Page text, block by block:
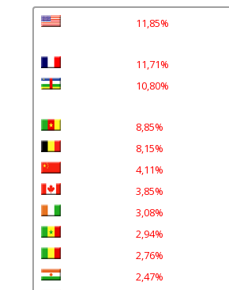
11,85%
11,71%
10,80%
8,85%
8,15%
4,11%
3,85%
3,08%
2,94%
2,76%
2,47%